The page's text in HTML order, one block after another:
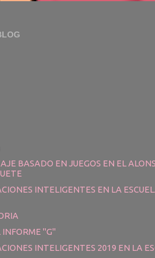
BASADO EN JUEGOS EN EL
INTELIGENTES EN LA
INFORME "G"
INTELIGENTES 2019 EN LA